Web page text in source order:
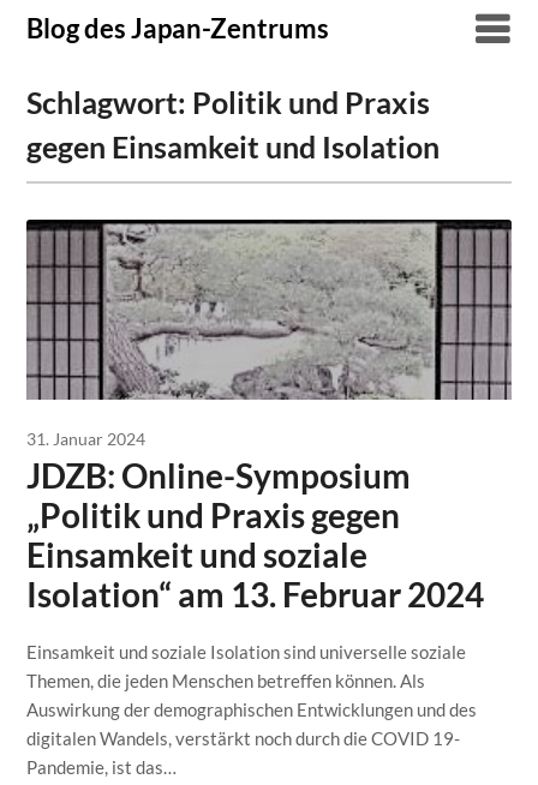
SkipBlog des Japan-Zentrums
Schlagwort: Politik und Praxis
gegen Einsamkeit und Isolation
31. Januar 2024
JDZB: Online-Symposium
„Politik und Praxis gegen
Einsamkeit und soziale
Isolation“ am 13. Februar 2024
Einsamkeit und soziale Isolation sind universelle soziale
Themen, die jeden Menschen betreffen können. Als
Auswirkung der demographischen Entwicklungen und des
digitalen Wandels, verstärkt noch durch die COVID 19-
Pandemie, ist das…